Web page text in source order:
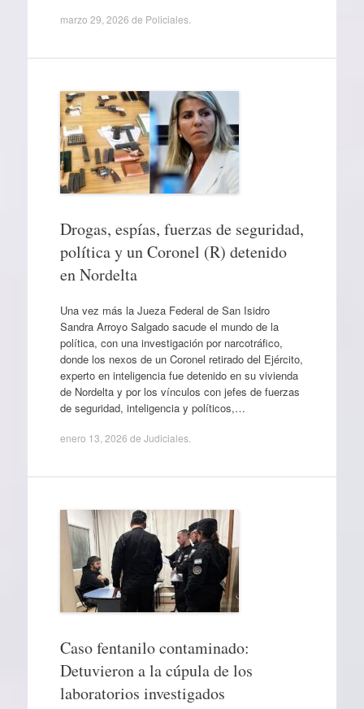
marzo 29, 2026 de Policiales.
Drogas, espías, fuerzas de seguridad,
política y un Coronel (R) detenido
en Nordelta
Una vez más la Jueza Federal de San Isidro
Sandra Arroyo Salgado sacude el mundo de la
política, con una investigación por narcotráfico,
donde los nexos de un Coronel retirado del Ejército,
experto en inteligencia fue detenido en su vivienda
de Nordelta y por los vínculos con jefes de fuerzas
de seguridad, inteligencia y políticos,…
enero 13, 2026 de Judiciales.
Caso fentanilo contaminado:
Detuvieron a la cúpula de los
laboratorios investigados